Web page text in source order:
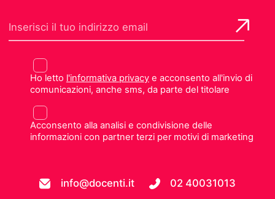
Ho letto l'informativa privacye acconsento all'invio di
comunicazioni, anche sms, da parte del titolare
Acconsento alla analisi e condivisione delle
informazioni con partner terzi per motivi di marketing
info@docenti.it 02 40031013